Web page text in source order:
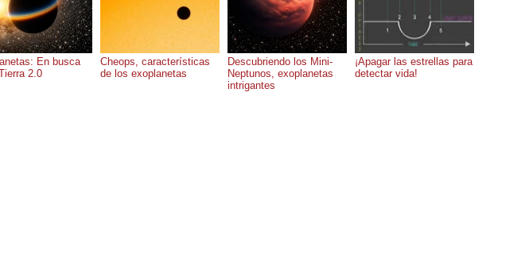
En busca
2.0
Cheops, características
de los exoplanetas
Descubriendo los Mini-
Neptunos, exoplanetas
intrigantes
¡Apagar las estrellas para
detectar vida!